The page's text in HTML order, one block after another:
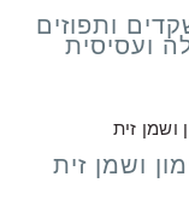
ותפוזים
ועסיסית
ושמן זית